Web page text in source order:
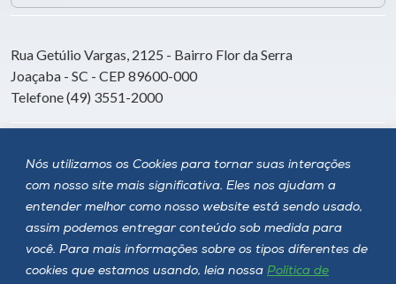
Nós utilizamos os Cookies para tornar suas interações
com nosso site mais significativa. Eles nos ajudam a
entender melhor como nosso website está sendo usado,
assim podemos entregar conteúdo sob medida para
você. Para mais informações sobre os tipos diferentes de
cookies que estamos usando, leia nossa Política de
Rua Getúlio Vargas, 2125 - Bairro Flor da Serra
Joaçaba - SC - CEP 89600-000
Telefone (49) 3551-2000
Siga a Unoesc